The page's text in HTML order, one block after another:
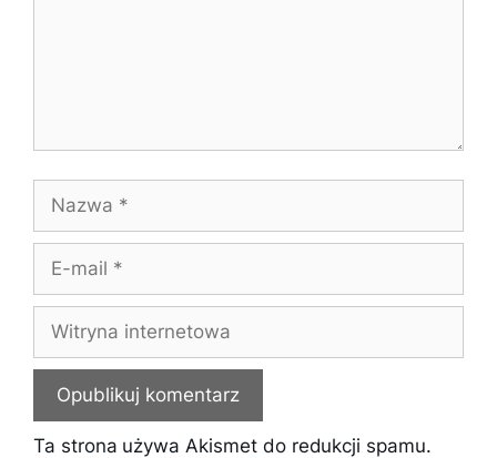
mail
internetowa
Ta strona używa Akismet do redukcji spamu.